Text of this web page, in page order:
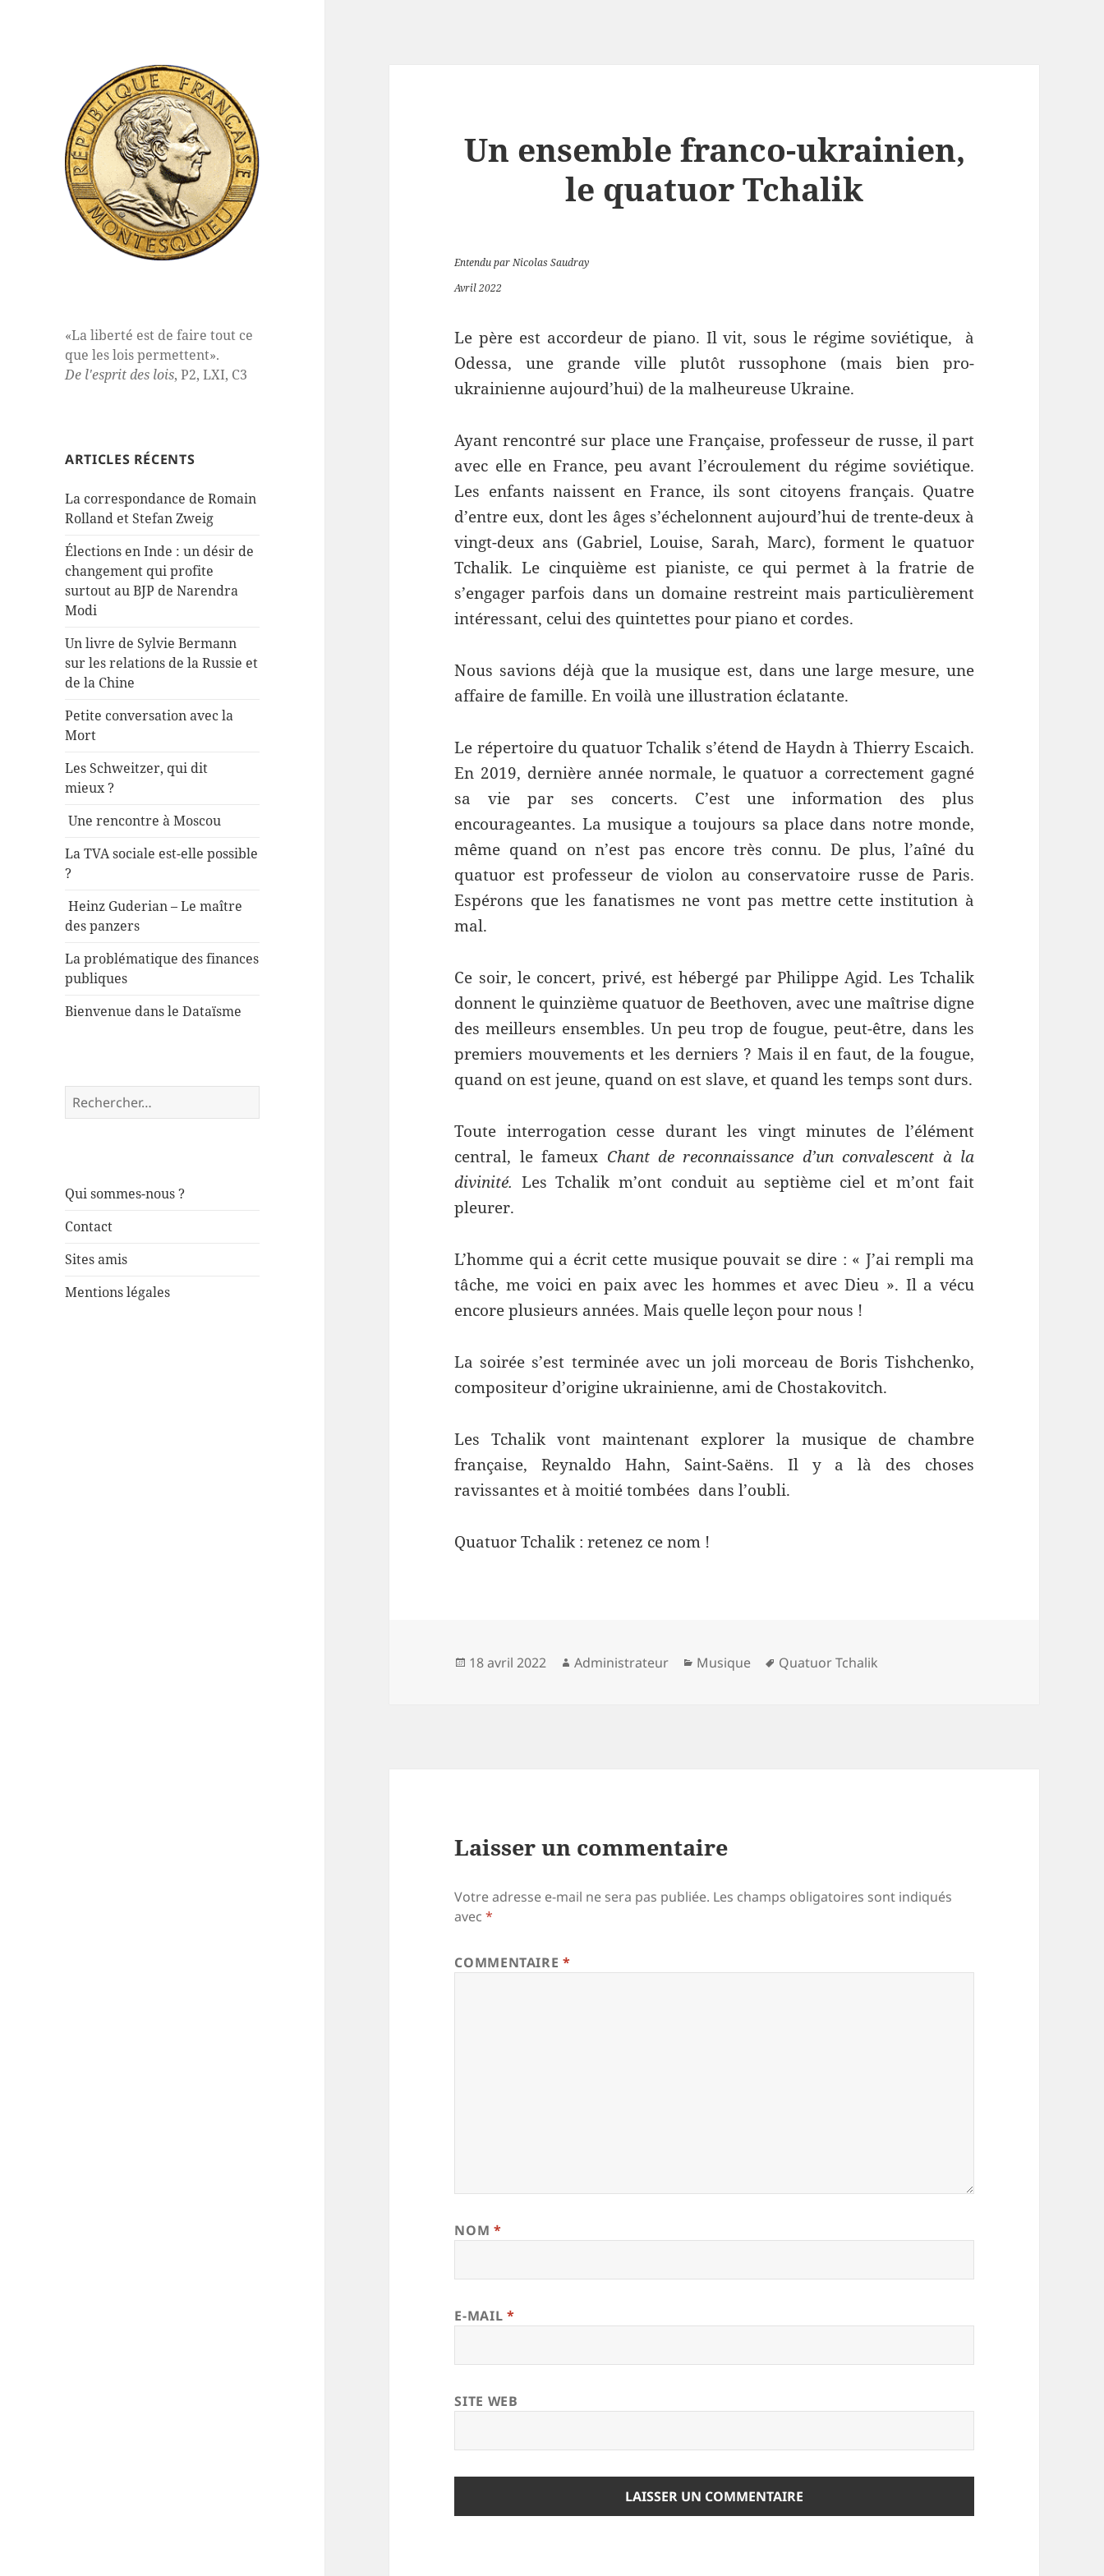
«La liberté est de faire tout ce
que les lois permettent».
De l'esprit des lois, P2, LXI, C3
ARTICLES RÉCENTS
La correspondance de Romain
Rolland et Stefan Zweig
Élections en Inde : un désir de
changement qui profite
surtout au BJP de Narendra
Modi
Un livre de Sylvie Bermann
sur les relations de la Russie et
de la Chine
Petite conversation avec la
Mort
Les Schweitzer, qui dit
mieux ?
Une rencontre à Moscou
La TVA sociale est-elle possible
?
Heinz Guderian – Le maître
des panzers
La problématique des finances
publiques
Bienvenue dans le Dataïsme
Rechercher :
Qui sommes-nous ?
Contact
Sites amis
Mentions légales
Un ensemble franco-ukrainien,
le quatuor Tchalik
Entendu par Nicolas Saudray
Avril 2022
Le père est accordeur de piano. Il vit, sous le régime soviétique, à
Odessa, une grande ville plutôt russophone (mais bien pro-
ukrainienne aujourd’hui) de la malheureuse Ukraine.
Ayant rencontré sur place une Française, professeur de russe, il part
avec elle en France, peu avant l’écroulement du régime soviétique.
Les enfants naissent en France, ils sont citoyens français. Quatre
d’entre eux, dont les âges s’échelonnent aujourd’hui de trente-deux à
vingt-deux ans (Gabriel, Louise, Sarah, Marc), forment le quatuor
Tchalik. Le cinquième est pianiste, ce qui permet à la fratrie de
s’engager parfois dans un domaine restreint mais particulièrement
intéressant, celui des quintettes pour piano et cordes.
Nous savions déjà que la musique est, dans une large mesure, une
affaire de famille. En voilà une illustration éclatante.
Le répertoire du quatuor Tchalik s’étend de Haydn à Thierry Escaich.
En 2019, dernière année normale, le quatuor a correctement gagné
sa vie par ses concerts. C’est une information des plus
encourageantes. La musique a toujours sa place dans notre monde,
même quand on n’est pas encore très connu. De plus, l’aîné du
quatuor est professeur de violon au conservatoire russe de Paris.
Espérons que les fanatismes ne vont pas mettre cette institution à
mal.
Ce soir, le concert, privé, est hébergé par Philippe Agid. Les Tchalik
donnent le quinzième quatuor de Beethoven, avec une maîtrise digne
des meilleurs ensembles. Un peu trop de fougue, peut-être, dans les
premiers mouvements et les derniers ? Mais il en faut, de la fougue,
quand on est jeune, quand on est slave, et quand les temps sont durs.
Toute interrogation cesse durant les vingt minutes de l’élément
central, le fameux Chant de reconnaissance d’un convalescent à la
divinité. Les Tchalik m’ont conduit au septième ciel et m’ont fait
pleurer.
L’homme qui a écrit cette musique pouvait se dire : « J’ai rempli ma
tâche, me voici en paix avec les hommes et avec Dieu ». Il a vécu
encore plusieurs années. Mais quelle leçon pour nous !
La soirée s’est terminée avec un joli morceau de Boris Tishchenko,
compositeur d’origine ukrainienne, ami de Chostakovitch.
Les Tchalik vont maintenant explorer la musique de chambre
française, Reynaldo Hahn, Saint-Saëns. Il y a là des choses
ravissantes et à moitié tombées dans l’oubli.
Quatuor Tchalik : retenez ce nom !
Publié
18 avril 2022 Auteur
Administrateur Catégories
Musique
Mots-
Quatuor Tchalik
Laisser un commentaire
Votre adresse e-mail ne sera pas publiée. Les champs obligatoires sont indiqués
avec*
COMMENTAIRE*
NOM *
E-MAIL *
SITE WEB